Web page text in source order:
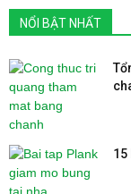
NỔI BẬT NHẤT
15